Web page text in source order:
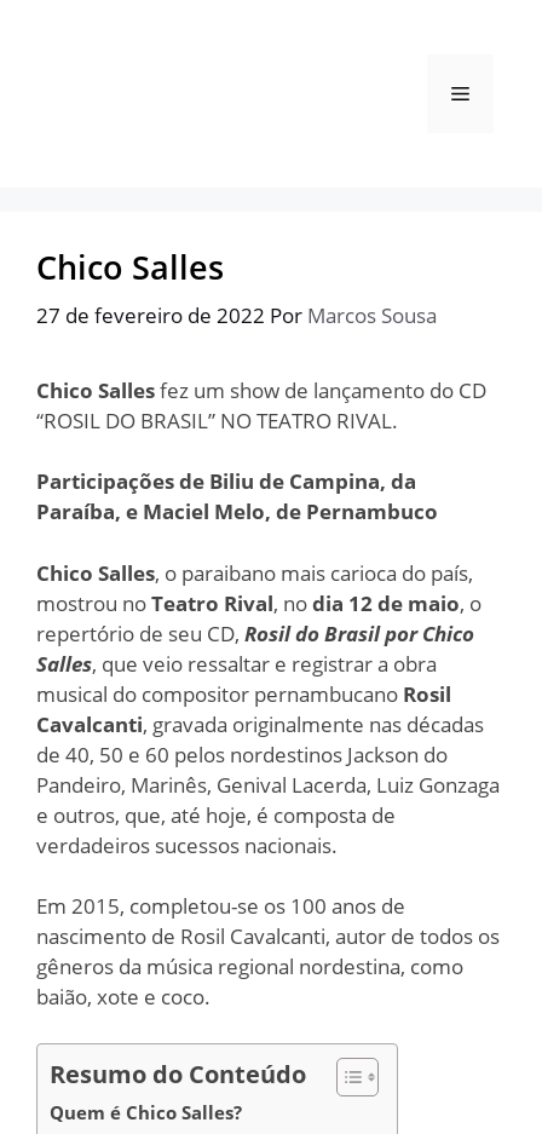
Menu
Chico Salles
27 de fevereiro de 2022 Por Marcos Sousa
Chico Sallesfez um show de lançamento do CD
“ROSIL DO BRASIL” NO TEATRO RIVAL.
Participações de Biliu de Campina, da
Paraíba, e Maciel Melo, de Pernambuco
Chico Salles, o paraibano mais carioca do país,
mostrou noTeatro Rival, nodia 12 de maio, o
repertório de seu CD, Rosil do Brasil por Chico
Salles, que veio ressaltar e registrar a obra
musical do compositor pernambucano Rosil
Cavalcanti, gravada originalmente nas décadas
de 40, 50 e 60 pelos nordestinos Jackson do
Pandeiro, Marinês, Genival Lacerda, Luiz Gonzaga
e outros, que, até hoje, é composta de
verdadeiros sucessos nacionais.
Em 2015, completou-se os 100 anos de
nascimento de Rosil Cavalcanti, autor de todos os
gêneros da música regional nordestina, como
baião, xote e coco.
Resumo do Conteúdo
Quem é Chico Salles?